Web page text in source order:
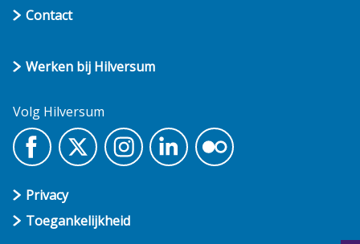
Contact
Werken bij Hilversum
Volg Hilversum
Privacy
Toegankelijkheid